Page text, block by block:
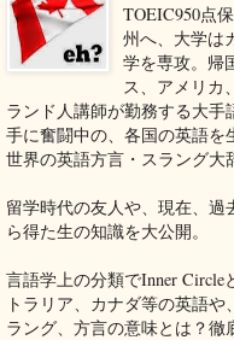
TOEIC950点
州へ、大学は
学を専攻。帰
ス、アメリカ
ランド人講師が勤務する大
手に奮闘中の、各国の英語を
世界の英語方言・スラング大
留学時代の友人や、現在、
ら得た生の知識を大公開。
言語学上の分類でInner Circle
トラリア、カナダ等の英語
ラング、方言の意味とは？徹